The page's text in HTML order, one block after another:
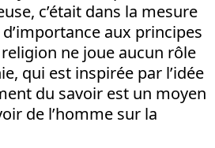
c’était dans la mesure
aux principes
ne joue aucun rôle
qui est inspirée par l’idée
du savoir est un moyen
de l’homme sur la